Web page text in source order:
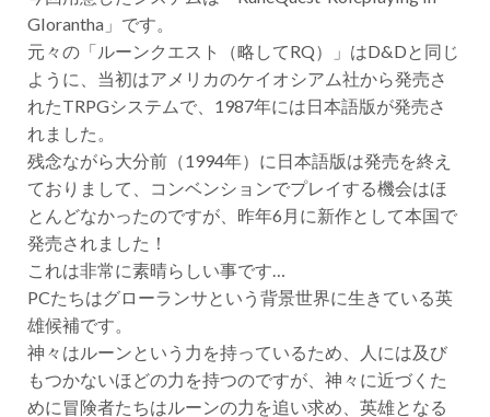
Glorantha」です。
元々の「ルーンクエスト（略してRQ）」はD&Dと同じ
ように、当初はアメリカのケイオシアム社から発売さ
れたTRPGシステムで、1987年には日本語版が発売さ
れました。
残念ながら大分前（1994年）に日本語版は発売を終え
ておりまして、コンベンションでプレイする機会はほ
とんどなかったのですが、昨年6月に新作として本国で
発売されました！
これは非常に素晴らしい事です…
PCたちはグローランサという背景世界に生きている英
雄候補です。
神々はルーンという力を持っているため、人には及び
もつかないほどの力を持つのですが、神々に近づくた
めに冒険者たちはルーンの力を追い求め、英雄となる